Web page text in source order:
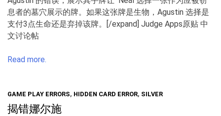
息者的墓穴展示的牌。如果这张牌是生物，Agustin 选择是
支付3点生命还是弃掉该牌。[/expand] Judge Apps原贴 中
文讨论帖
Read more.
GAME PLAY ERRORS, HIDDEN CARD ERROR, SILVER
揭错娜尔施